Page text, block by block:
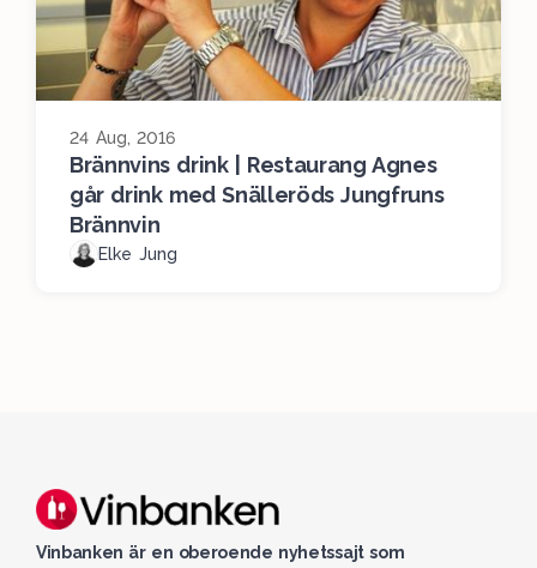
24 Aug, 2016
Brännvins drink | Restaurang Agnes
går drink med Snälleröds Jungfruns
Brännvin
Elke Jung
Vinbanken är en oberoende nyhetssajt som